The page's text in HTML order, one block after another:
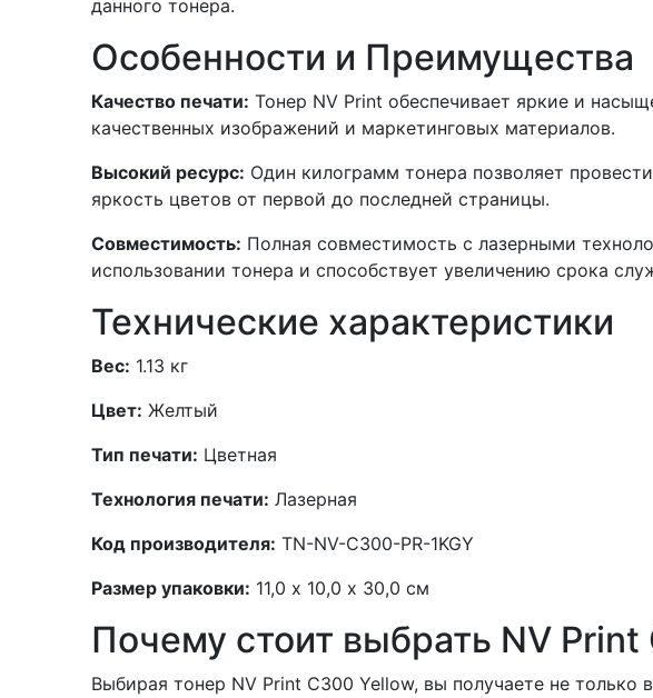
данного тонера.
Особенности и Преимущества
Качество печати: Тонер NV Print обеспечивает яркие и
качественных изображений и маркетинговых материалов.
Высокий ресурс: Один килограмм тонера позволяет
яркость цветов от первой до последней страницы.
Совместимость: Полная совместимость с лазерными
использовании тонера и способствует увеличению срока
Технические характеристики
Вес: 1.13 кг
Цвет: Желтый
Тип печати: Цветная
Технология печати: Лазерная
Код производителя: TN-NV-C300-PR-1KGY
Размер упаковки: 11,0 х 10,0 х 30,0 см
Почему стоит выбрать NV Print
Выбирая тонер NV Print C300 Yellow, вы получаете не